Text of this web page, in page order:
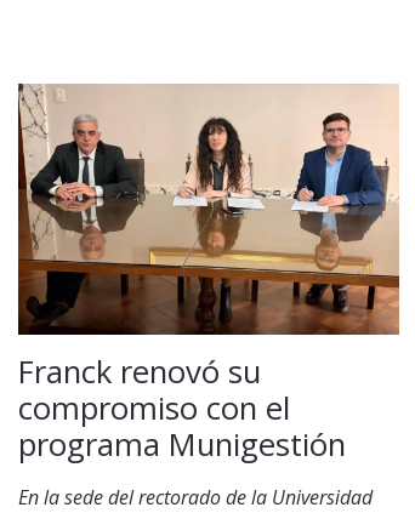
Franck renovó su
compromiso con el
programa Munigestión
En la sede del rectorado de la Universidad